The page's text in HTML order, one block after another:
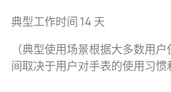
典型工作时间 14 天
（典型使用场景根据大多数用
间取决于用户对手表的使用习惯